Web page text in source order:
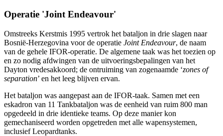
Operatie 'Joint Endeavour'
Omstreeks Kerstmis 1995 vertrok het bataljon in drie slagen naar
Bosnië-Herzegovina voor de operatie Joint Endeavour, de naam
van de gehele IFOR-operatie. De algemene taak was het toezien op
en zo nodig afdwingen van de uitvoeringsbepalingen van het
Dayton vredesakkoord; de ontruiming van zogenaamde ‘zones of
separation’ en het leeg blijven ervan.
Het bataljon was aangepast aan de IFOR-taak. Samen met een
eskadron van 11 Tankbataljon was de eenheid van ruim 800 man
opgedeeld in drie identieke teams. Op deze manier kon
gemechaniseerd worden opgetreden met alle wapensystemen,
inclusief Leopardtanks.